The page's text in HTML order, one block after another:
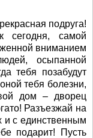
подруга!
сегодня, самой
вниманием
осыпанной
тебя позабудут
тебя болезни,
дом – дворец
Разъезжай на
и с единственным
подарит! Пусть